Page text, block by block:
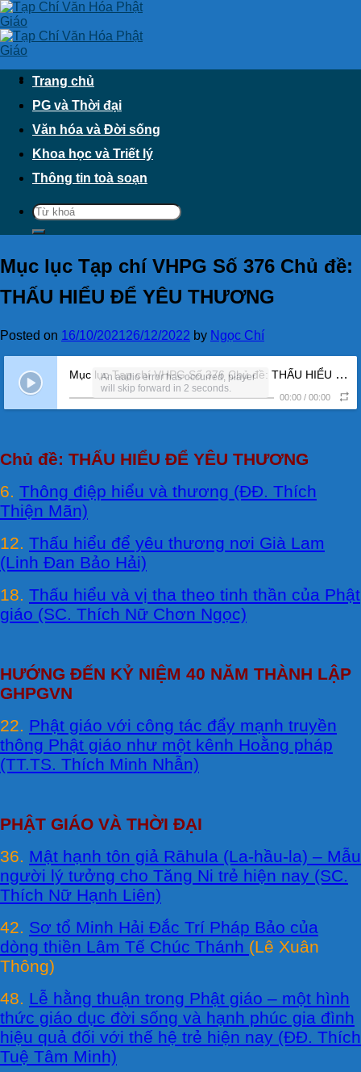
Skip
to
content
Trang chủ
PG và Thời đại
Văn hóa và Đời sống
Khoa học và Triết lý
Thông tin toà soạn
Mục lục Tạp chí VHPG Số 376 Chủ đề:
THẤU HIỂU ĐỂ YÊU THƯƠNG
Posted on 16/10/202126/12/2022 by Ngọc Chí
Mục lục Tạp chí VHPG Số 376 Chủ đề: THẤU HIỂU ĐỂ YÊU THƯƠNG
00:00 / 00:00
An audio error has occurred, player
will skip forward in 2 seconds.
Chủ đề: THẤU HIỂU ĐỂ YÊU THƯƠNG
6. Thông điệp hiểu và thương (ĐĐ. Thích
Thiện Mãn)
12. Thấu hiểu để yêu thương nơi Già Lam
(Linh Đan Bảo Hải)
18. Thấu hiểu và vị tha theo tinh thần của Phật
giáo (SC. Thích Nữ Chơn Ngọc)
HƯỚNG ĐẾN KỶ NIỆM 40 NĂM THÀNH LẬP
GHPGVN
22. Phật giáo với công tác đẩy mạnh truyền
thông Phật giáo như một kênh Hoằng pháp
(TT.TS. Thích Minh Nhẫn)
PHẬT GIÁO VÀ THỜI ĐẠI
36. Mật hạnh tôn giả Rāhula (La-hầu-la) – Mẫu
người lý tưởng cho Tăng Ni trẻ hiện nay (SC.
Thích Nữ Hạnh Liên)
42. Sơ tổ Minh Hải Đắc Trí Pháp Bảo của
dòng thiền Lâm Tế Chúc Thánh (Lê Xuân
Thông)
48. Lễ hằng thuận trong Phật giáo – một hình
thức giáo dục đời sống và hạnh phúc gia đình
hiệu quả đối với thế hệ trẻ hiện nay (ĐĐ. Thích
Tuệ Tâm Minh)